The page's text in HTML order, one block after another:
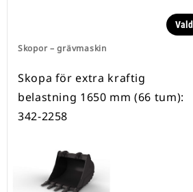
Skopor – grävmaskin
Vald
Skopa för extra kraftig
belastning 1650 mm (66 tum):
342-2258